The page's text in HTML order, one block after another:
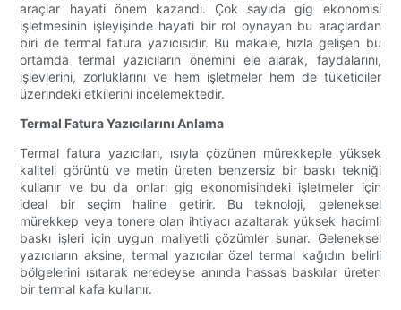
araçlar hayati önem kazandı. Çok sayıda gig ekonomisi
işletmesinin işleyişinde hayati bir rol oynayan bu araçlardan
biri de termal fatura yazıcısıdır. Bu makale, hızla gelişen bu
ortamda termal yazıcıların önemini ele alarak, faydalarını,
işlevlerini, zorluklarını ve hem işletmeler hem de tüketiciler
üzerindeki etkilerini incelemektedir.
Termal Fatura Yazıcılarını Anlama
Termal fatura yazıcıları, ısıyla çözünen mürekkeple yüksek
kaliteli görüntü ve metin üreten benzersiz bir baskı tekniği
kullanır ve bu da onları gig ekonomisindeki işletmeler için
ideal bir seçim haline getirir. Bu teknoloji, geleneksel
mürekkep veya tonere olan ihtiyacı azaltarak yüksek hacimli
baskı işleri için uygun maliyetli çözümler sunar. Geleneksel
yazıcıların aksine, termal yazıcılar özel termal kağıdın belirli
bölgelerini ısıtarak neredeyse anında hassas baskılar üreten
bir termal kafa kullanır.